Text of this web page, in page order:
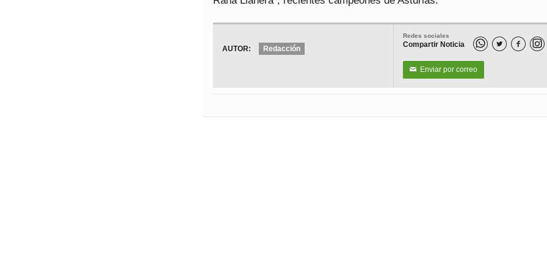
Redes sociales
Compartir Noticia  
✉ Enviar por correo
AUTOR: Redacción